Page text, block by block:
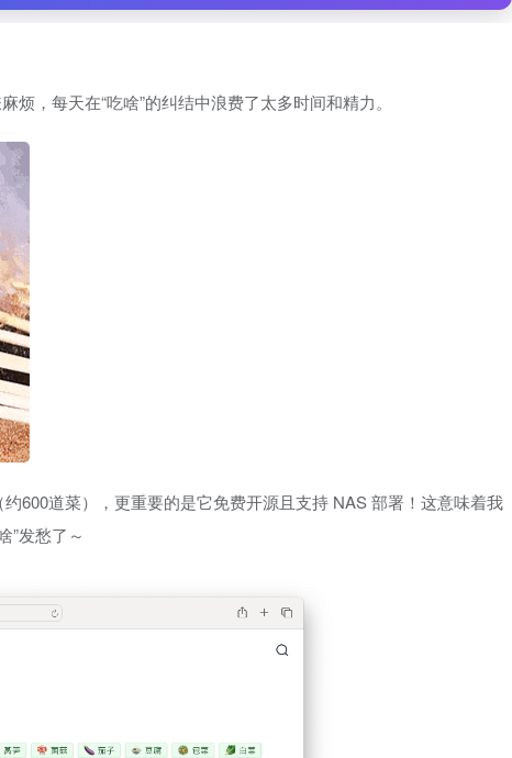
，每天在“吃啥”的纠结中浪费了太多时间和精力。
600道菜），更重要的是它免费开源且支持 NAS 部署！这意味着我
”发愁了～